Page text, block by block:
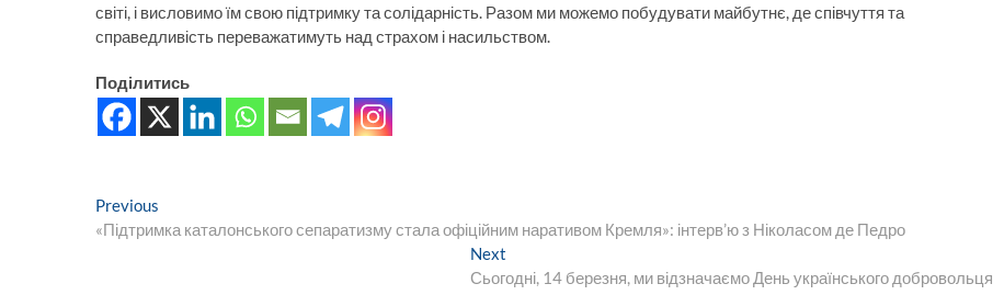
світі, і висловимо їм свою підтримку та солідарність. Разом ми можемо побудувати майбутнє, де співчуття та
справедливість переважатимуть над страхом і насильством.
Поділитись
Навігація
записів
Previous
post:
«Підтримка каталонського сепаратизму стала офіційним наративом Кремля»: інтерв’ю з Ніколасом де Педро
Next
post:
Сьогодні, 14 березня, ми відзначаємо День українського добровольця